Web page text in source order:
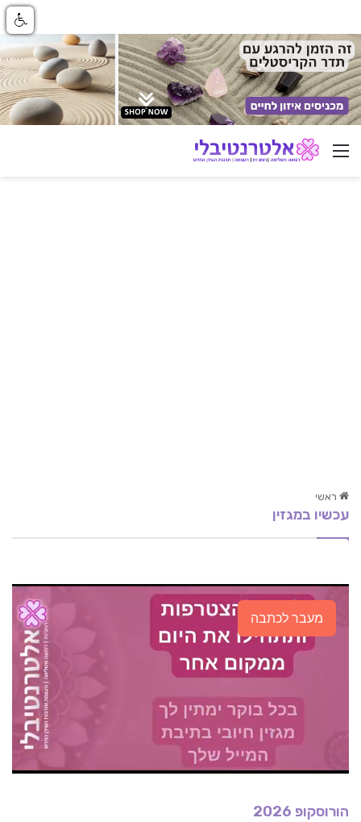
ניווט באתר
ראשי
עכשיו במגזין
מעבר לכתבה
הורוסקופ 2026